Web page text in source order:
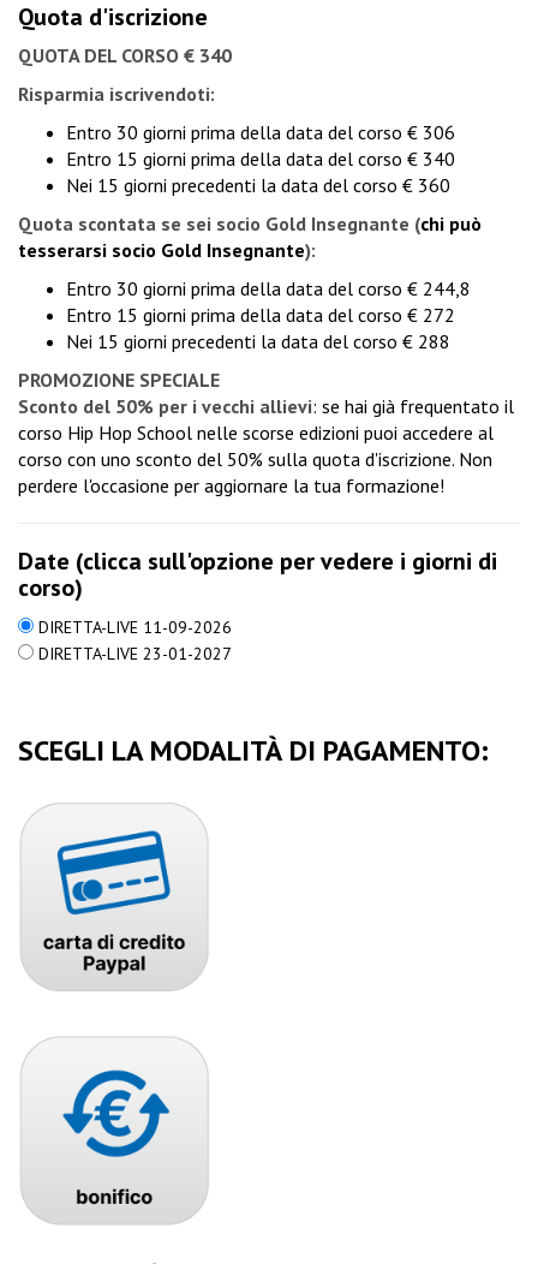
Quota d'iscrizione
QUOTA DEL CORSO € 340
Risparmia iscrivendoti:
Entro 30 giorni prima della data del corso € 306
Entro 15 giorni prima della data del corso € 340
Nei 15 giorni precedenti la data del corso € 360
Quota scontata se sei socio Gold Insegnante (chi può
tesserarsi socio Gold Insegnante):
Entro 30 giorni prima della data del corso € 244,8
Entro 15 giorni prima della data del corso € 272
Nei 15 giorni precedenti la data del corso € 288
PROMOZIONE SPECIALE
Sconto del 50% per i vecchi allievi: se hai già frequentato il
corso Hip Hop School nelle scorse edizioni puoi accedere al
corso con uno sconto del 50% sulla quota d'iscrizione. Non
perdere l'occasione per aggiornare la tua formazione!
Date (clicca sull'opzione per vedere i giorni di
corso)
DIRETTA-LIVE 11-09-2026
DIRETTA-LIVE 23-01-2027
SCEGLI LA MODALITÀ DI PAGAMENTO: